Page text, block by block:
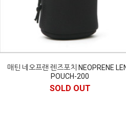
매틴 네오프랜 렌즈포치 NEOPRENE
POUCH-200
SOLD OUT